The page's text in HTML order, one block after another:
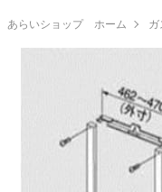
あらいショップ ホーム ガ